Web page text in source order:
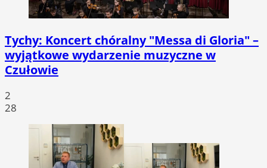
Tychy: Koncert chóralny "Messa di Gloria" –
wyjątkowe wydarzenie muzyczne w
Czułowie
2
28